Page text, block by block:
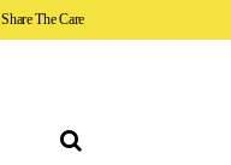
Share The Care